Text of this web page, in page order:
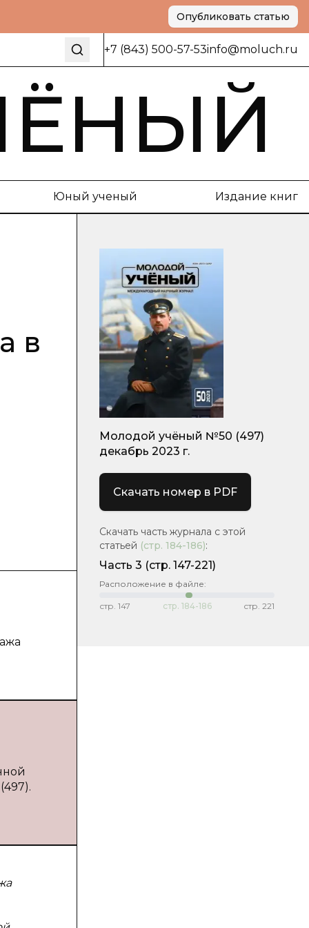
Опубликовать статью
+7 (843) 500-57-53info@moluch.ru
Юный ученый Издание книг
в
Молодой учёный №50 (497)
декабрь 2023 г.
Скачать номер в PDF
Скачать часть журнала с этой
статьей (стр. 184-186):
Часть 3 (стр. 147-221)
Расположение в файле:
стр. 147 стр. 184-186 стр. 221